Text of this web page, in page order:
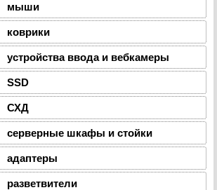
мыши
коврики
устройства ввода и вебкамеры
SSD
СХД
серверные шкафы и стойки
адаптеры
разветвители